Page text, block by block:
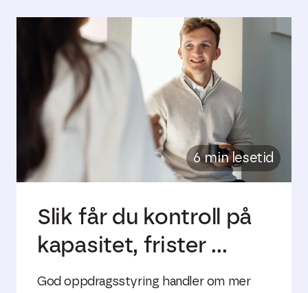
6 min lesetid
Slik får du kontroll på
kapasitet, frister ...
God oppdragsstyring handler om mer